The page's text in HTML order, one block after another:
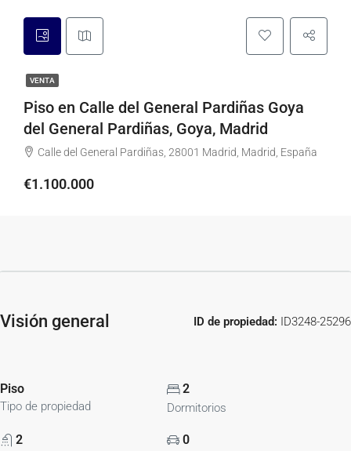
VENTA
Piso en Calle del General Pardiñas Goya
del General Pardiñas, Goya, Madrid
Calle del General Pardiñas, 28001 Madrid, Madrid, España
€1.100.000
Visión general ID de propiedad: ID3248-25296
Piso
Tipo de propiedad
2
Dormitorios
2 0